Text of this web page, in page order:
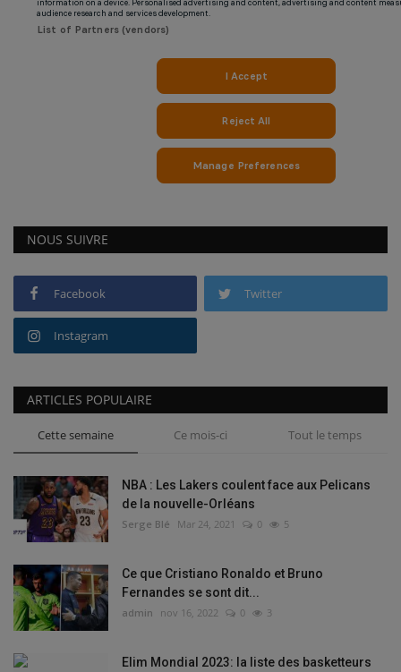
NOUS SUIVRE
Facebook Twitter
Instagram
ARTICLES POPULAIRE
Cette semaine Ce mois-ci Tout le temps
NBA : Les Lakers coulent face aux Pelicans
de la nouvelle-Orléans
Serge Blé Mar 24, 2021 0 5
Ce que Cristiano Ronaldo et Bruno
Fernandes se sont dit...
admin nov 16, 2022 0 3
Elim Mondial 2023: la liste des basketteurs